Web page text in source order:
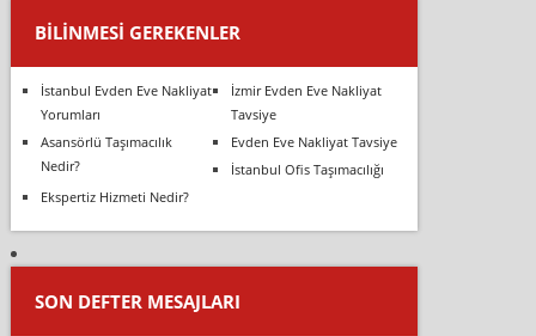
BILINMESI GEREKENLER
İstanbul Evden Eve Nakliyat
Yorumları
İzmir Evden Eve Nakliyat
Tavsiye
Asansörlü Taşımacılık
Nedir?
Evden Eve Nakliyat Tavsiye
İstanbul Ofis Taşımacılığı
Ekspertiz Hizmeti Nedir?
SON DEFTER MESAJLARI